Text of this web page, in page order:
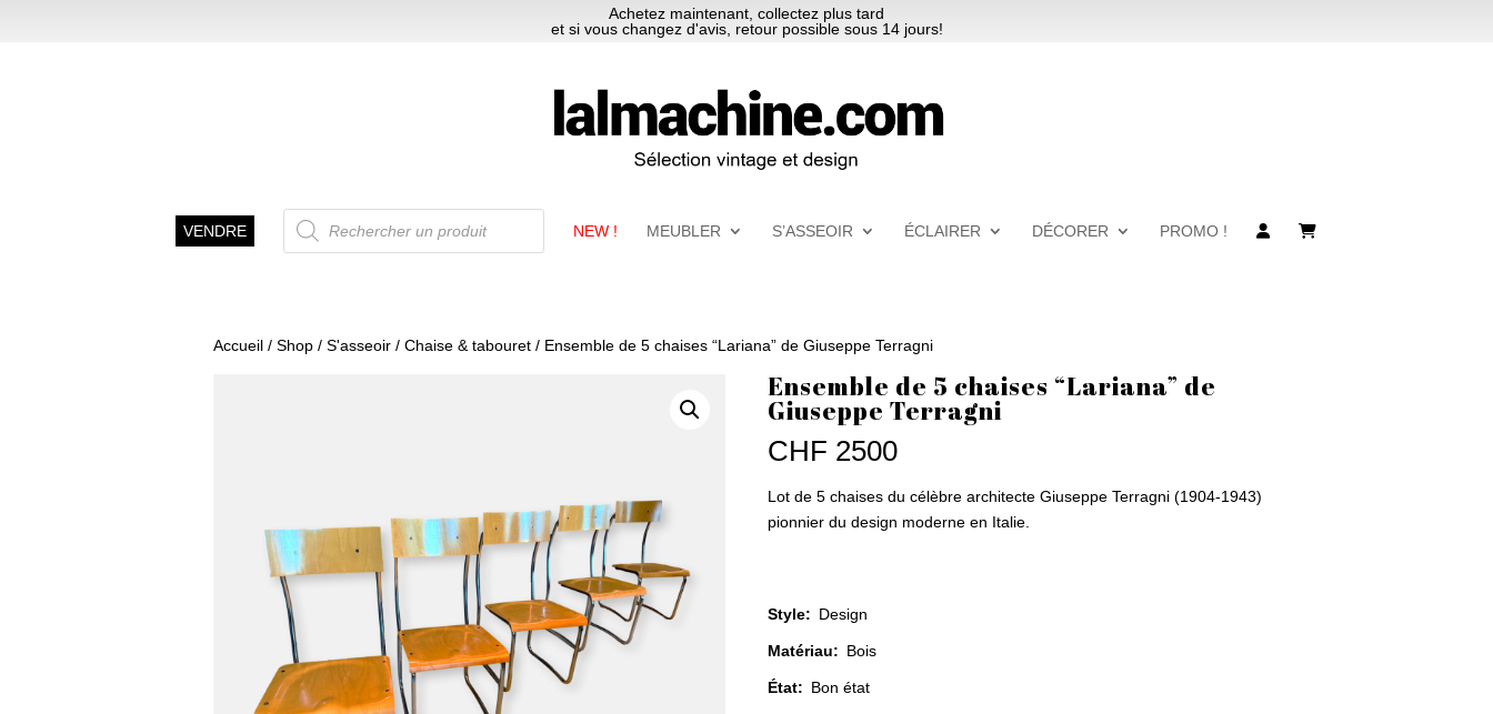
Achetez maintenant, collectez plus tard
et si vous changez d'avis, retour possible sous 14 jours!
VENDRE
Recherche
de
produits
NEW ! MEUBLER S’ASSEOIR ÉCLAIRER DÉCORER PROMO !
Accueil / Shop / S'asseoir / Chaise & tabouret / Ensemble de 5 chaises “Lariana” de Giuseppe Terragni
Ensemble de 5 chaises “Lariana” de
Giuseppe Terragni
CHF 2500
Lot de 5 chaises du célèbre architecte Giuseppe Terragni (1904-1943)
pionnier du design moderne en Italie.
Style: Design
Matériau: Bois
État: Bon état